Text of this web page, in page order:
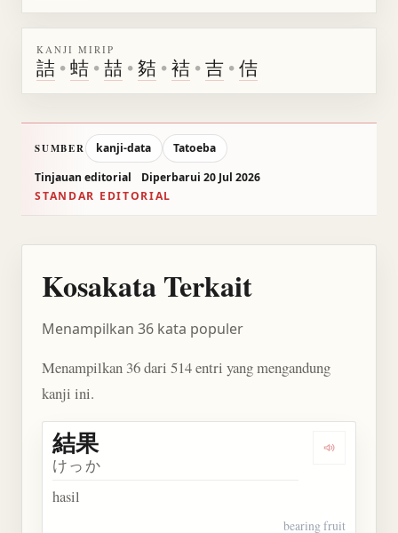
KANJI MIRIP
詰 •蛣 •喆 •夡 •袺 •吉 •佶
SUMBER kanji-data
Tatoeba
Tinjauan editorial
Diperbarui 20 Jul 2026
STANDAR EDITORIAL
Kosakata Terkait
Menampilkan 36 kata populer
Menampilkan 36 dari 514 entri yang mengandung
kanji ini.
Dengarkan
結果
けっか
hasil
bearing fruit